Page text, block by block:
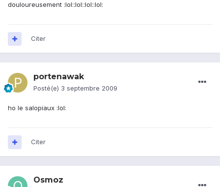
douloureusement :lol::lol::lol::lol:
Citer
portenawak
Posté(e) 3 septembre 2009
ho le salopiaux :lol:
Citer
Osmoz